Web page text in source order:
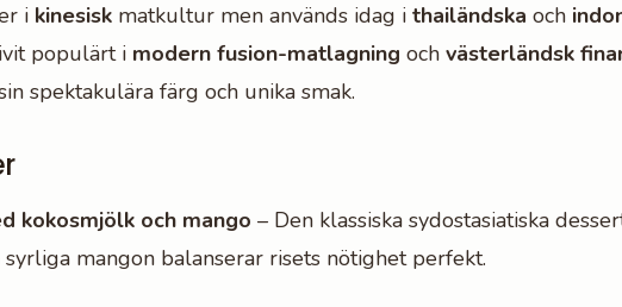
i kinesisk matkultur men används idag i thailändska och
populärt i modern fusion-matlagning och västerländsk
spektakulära färg och unika smak.
kokosmjölk och mango – Den klassiska sydostasiatiska
mangon balanserar risets nötighet perfekt.